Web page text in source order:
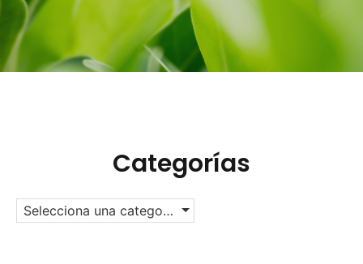
Categorías
Selecciona una categoría